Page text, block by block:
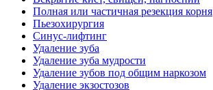
Полная или частичная резекция корня
Пьезохирургия
Синус-лифтинг
Удаление зуба
Удаление зуба мудрости
Удаление зубов под общим наркозом
Удаление экзостозов